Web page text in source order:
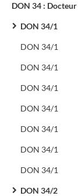
DON 34 : Docteur
DON 34/1
DON 34/1
DON 34/1
DON 34/1
DON 34/1
DON 34/1
DON 34/1
DON 34/1
DON 34/2